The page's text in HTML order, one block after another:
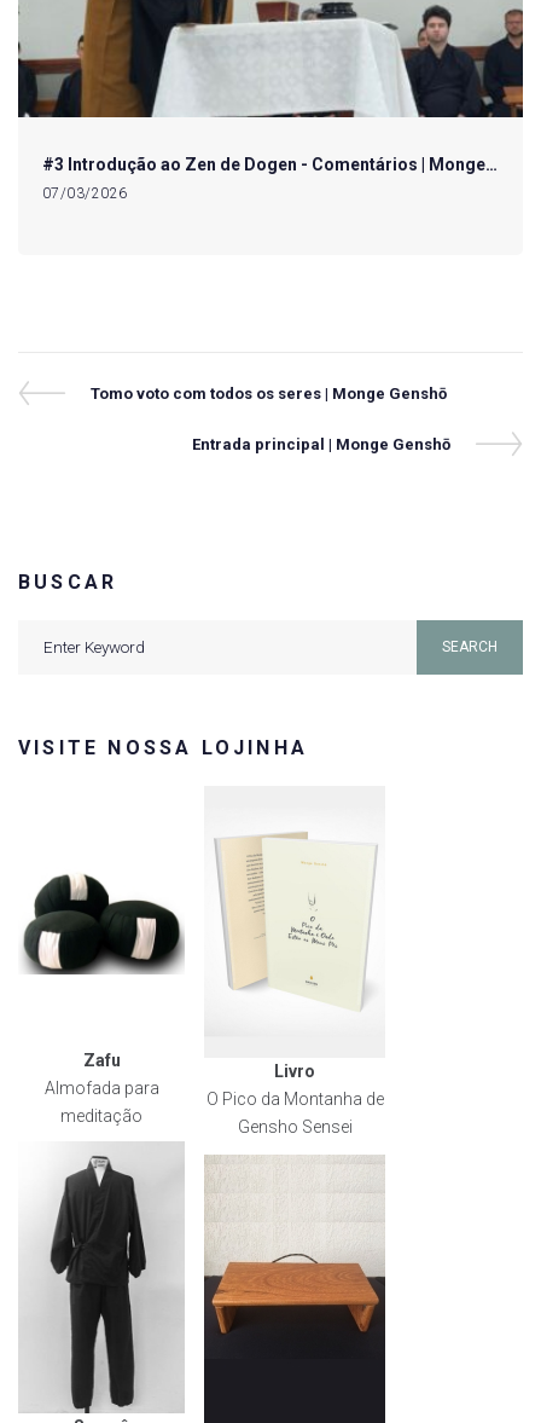
#3 Introdução ao Zen de Dogen - Comentários | Monge…
07/03/2026
Navegação
Previous
Tomo voto com todos os seres | Monge Genshō
Next
Entrada principal | Monge Genshō
BUSCAR
SEARCH
VISITE NOSSA LOJINHA
Zafu
Almofada para
meditação
Livro
O Pico da Montanha de
Gensho Sensei